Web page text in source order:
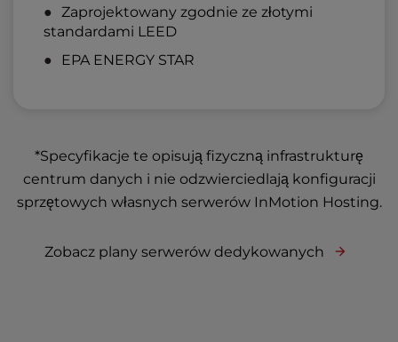
Zaprojektowany zgodnie ze złotymi
standardami LEED
EPA ENERGY STAR
*Specyfikacje te opisują fizyczną infrastrukturę
centrum danych i nie odzwierciedlają konfiguracji
sprzętowych własnych serwerów InMotion Hosting.
Zobacz plany serwerów dedykowanych